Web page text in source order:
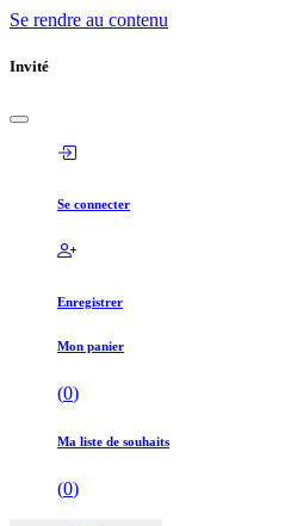
Se rendre au contenu
Invité
Se connecter
Enregistrer
Mon panier
(0)
Ma liste de souhaits
(0)